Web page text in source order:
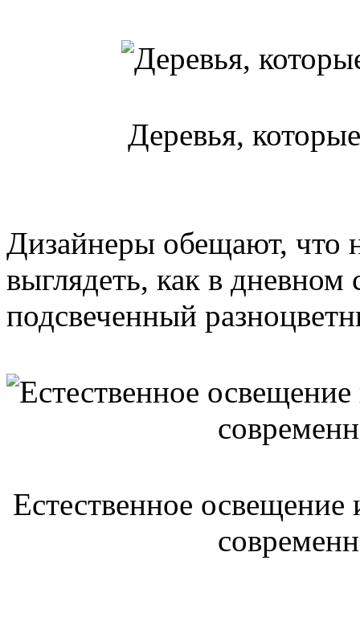
Деревья,
Дизайнеры обещают, что
выглядеть, как в дневном
подсвеченный
Естественное освещение